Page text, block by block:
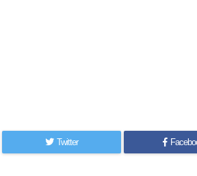
Twitter